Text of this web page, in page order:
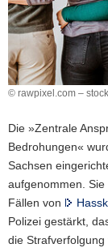
a
v
i
g
a
i
o
n
© rawpixel.com –
Die »Zentrale
Bedrohungen«
Sachsen
aufgenommen.
Fällen von
Polizei gestärkt,
die